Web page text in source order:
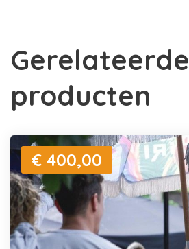
Gerelateerde
producten
€ 400,00